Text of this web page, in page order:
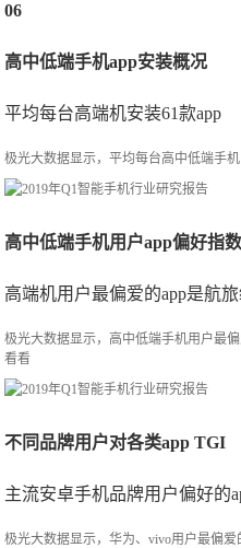
06
高中低端手机app安装概况
平均每台高端机安装61款app
极光大数据显示，平均每台高中低端手
高中低端手机用户app偏好指数
高端机用户最偏爱的app是航
极光大数据显示，高中低端手机用户最
看看
不同品牌用户对各类app TGI
主流安卓手机品牌用户偏好的
极光大数据显示，华为、vivo用户最偏爱